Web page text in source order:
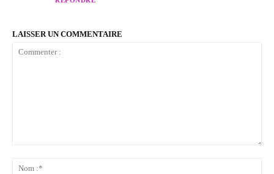
LAISSER UN COMMENTAIRE